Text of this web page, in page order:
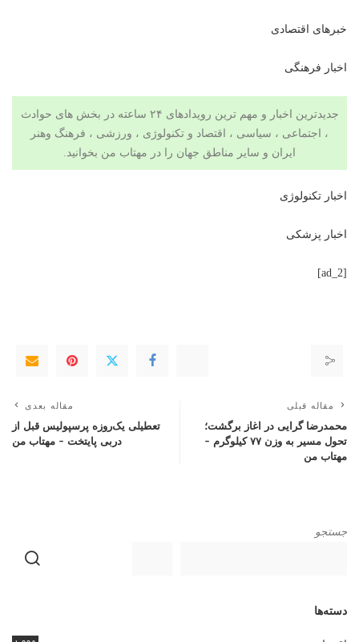
خبرهای اقتصادی
اخبار فرهنگی
جدیدترین اخبار و مهم ترین رویدادهای ۲۴ ساعته در بخش های حوادث
، اجتماعی ، سیاسی ، اقتصاد و تکنولوژی ، ورزشی ، فرهنگ وهنر
ایران و سایر مناطق جهان را در مهتاب من بخوانید.
اخبار تکنولوژی
اخبار پزشکی
[ad_2]
مقاله قبلی
محمدرضا گرایی در اغاز برگشت؛
تحول مسیر به وزن ۷۷ کیلوگرم –
مهتاب من
مقاله بعدی
تعطیلی یک‌روزه پرسپولیس قبل از
دربی پایتخت – مهتاب من
جستجو
دسته‌ها